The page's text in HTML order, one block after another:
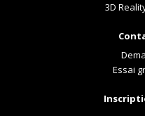
3D
Essai